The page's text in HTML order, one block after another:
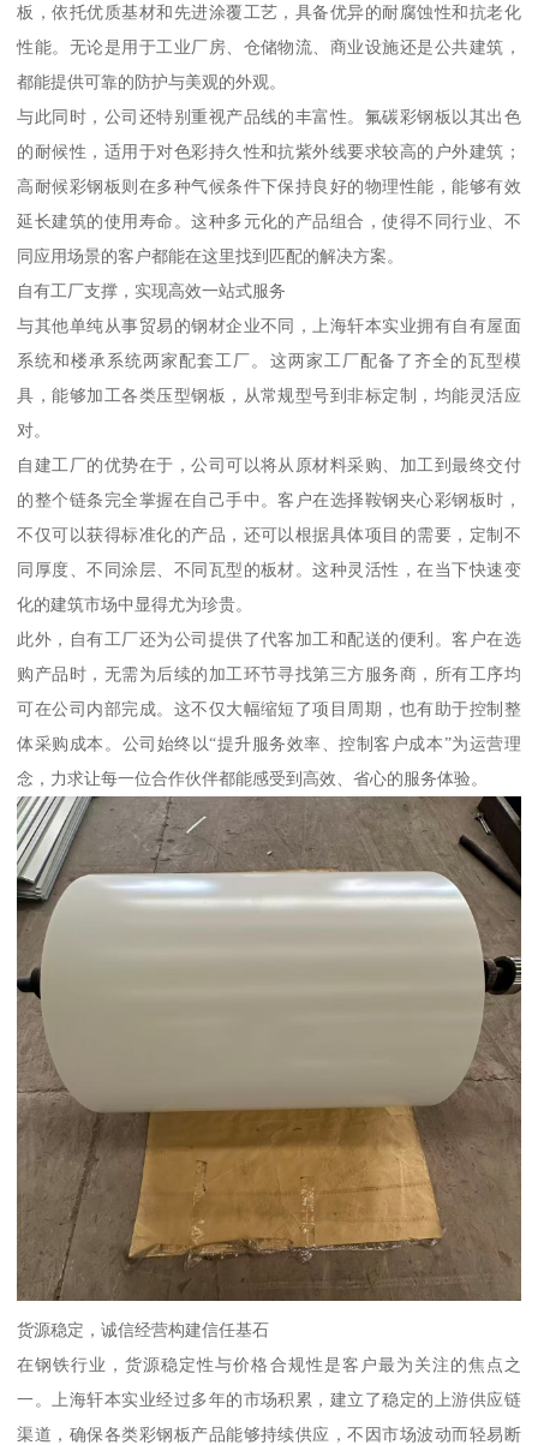
板，依托优质基材和先进涂覆工艺，具备优异的耐腐蚀性和抗老化
性能。无论是用于工业厂房、仓储物流、商业设施还是公共建筑，
都能提供可靠的防护与美观的外观。
与此同时，公司还特别重视产品线的丰富性。氟碳彩钢板以其出色
的耐候性，适用于对色彩持久性和抗紫外线要求较高的户外建筑；
高耐候彩钢板则在多种气候条件下保持良好的物理性能，能够有效
延长建筑的使用寿命。这种多元化的产品组合，使得不同行业、不
同应用场景的客户都能在这里找到匹配的解决方案。
自有工厂支撑，实现高效一站式服务
与其他单纯从事贸易的钢材企业不同，上海轩本实业拥有自有屋面
系统和楼承系统两家配套工厂。这两家工厂配备了齐全的瓦型模
具，能够加工各类压型钢板，从常规型号到非标定制，均能灵活应
对。
自建工厂的优势在于，公司可以将从原材料采购、加工到最终交付
的整个链条完全掌握在自己手中。客户在选择鞍钢夹心彩钢板时，
不仅可以获得标准化的产品，还可以根据具体项目的需要，定制不
同厚度、不同涂层、不同瓦型的板材。这种灵活性，在当下快速变
化的建筑市场中显得尤为珍贵。
此外，自有工厂还为公司提供了代客加工和配送的便利。客户在选
购产品时，无需为后续的加工环节寻找第三方服务商，所有工序均
可在公司内部完成。这不仅大幅缩短了项目周期，也有助于控制整
体采购成本。公司始终以“提升服务效率、控制客户成本”为运营理
念，力求让每一位合作伙伴都能感受到高效、省心的服务体验。
货源稳定，诚信经营构建信任基石
在钢铁行业，货源稳定性与价格合规性是客户最为关注的焦点之
一。上海轩本实业经过多年的市场积累，建立了稳定的上游供应链
渠道，确保各类彩钢板产品能够持续供应，不因市场波动而轻易断